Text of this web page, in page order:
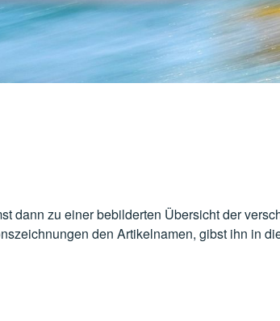
dann zu einer bebilderten Übersicht der
den Artikelnamen, gibst ihn in